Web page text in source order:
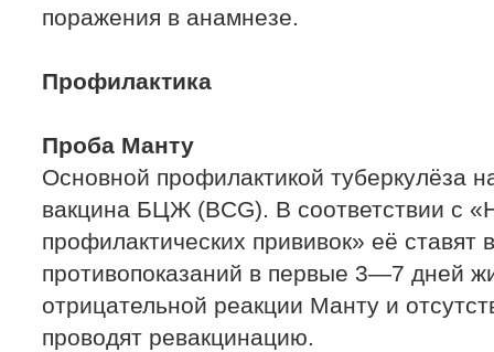
поражения в анамнезе.
Профилактика
Проба Манту
Основной профилактикой туберкулёза
вакцина БЦЖ (BCG). В соответствии с
профилактических прививок» её ставят
противопоказаний в первые 3—7 дней
отрицательной реакции Манту и
проводят ревакцинацию.